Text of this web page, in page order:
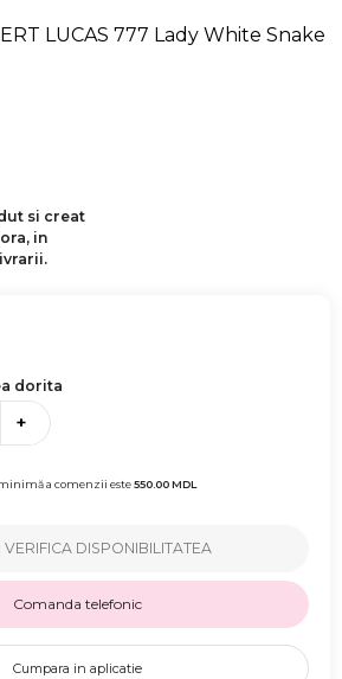
LUCAS 777 Lady White Snake
si creat
in
dorita
+
a comenzii este550.00MDL
VERIFICA DISPONIBILITATEA
Comanda telefonic
Cumpara in aplicatie